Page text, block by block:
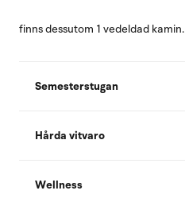
finns dessutom 1 vedeldad kamin.
Semesterstugan
Hårda vitvaro
Wellness